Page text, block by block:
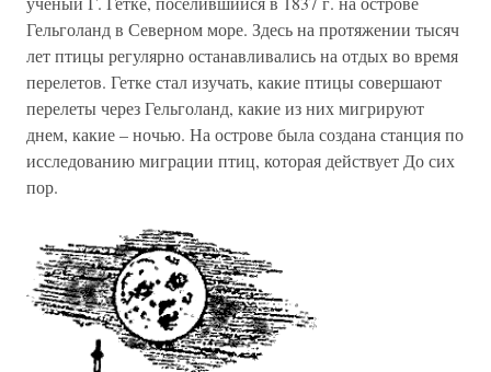
Гельголанд в Северном море. Здесь на протяжении тысяч
лет птицы регулярно останавливались на отдых во время
перелетов. Гетке стал изучать, какие птицы совершают
перелеты через Гельголанд, какие из них мигрируют
днем, какие – ночью. На острове была создана станция по
исследованию миграции птиц, которая действует До сих
пор.